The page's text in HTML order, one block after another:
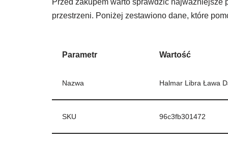
Przed zakupem warto sprawdzić najważniejsze
przestrzeni. Poniżej zestawiono dane, które
Parametr Wartość
Nazwa Halmar Libra Ława
SKU 96c3fb301472